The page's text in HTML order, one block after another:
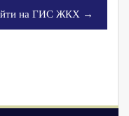
на ГИС ЖКХ →